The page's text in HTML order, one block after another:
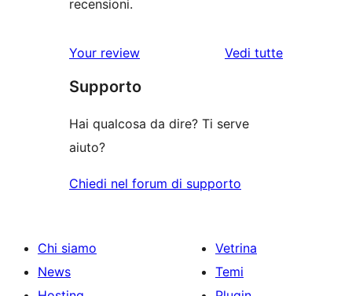
recensioni.
Your review Vedi tuttele
Supporto
Hai qualcosa da dire? Ti serve
aiuto?
Chiedi nel forum di supporto
Chi siamo
News
Vetrina
Temi